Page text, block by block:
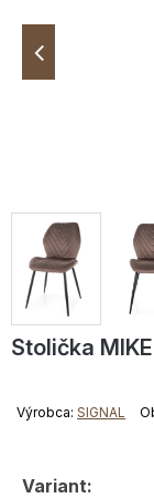
Stolička
Výrobca: SIGNAL
Variant: